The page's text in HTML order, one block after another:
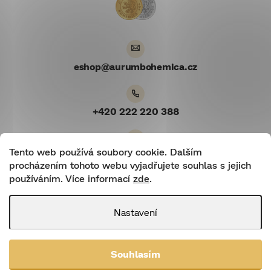
Tento web používá soubory cookie. Dalším
procházením tohoto webu vyjadřujete souhlas s jejich
používáním. Více informací zde.
Nastavení
Souhlasím
eshop@aurumbohemica.cz
+420 222 220 388
Youtube
Aurum Bohemica. Všechna práva vyhrazena.
nastavení cookies Upravit nastavení cookies